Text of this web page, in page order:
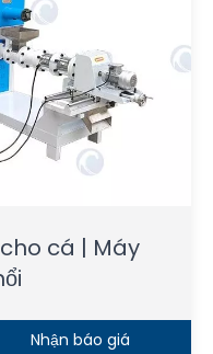
cá | Máy
Nhận báo giá